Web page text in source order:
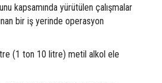
kapsamında yürütülen çalışmalar
bir iş yerinde operasyon
(1 ton 10 litre) metil alkol ele